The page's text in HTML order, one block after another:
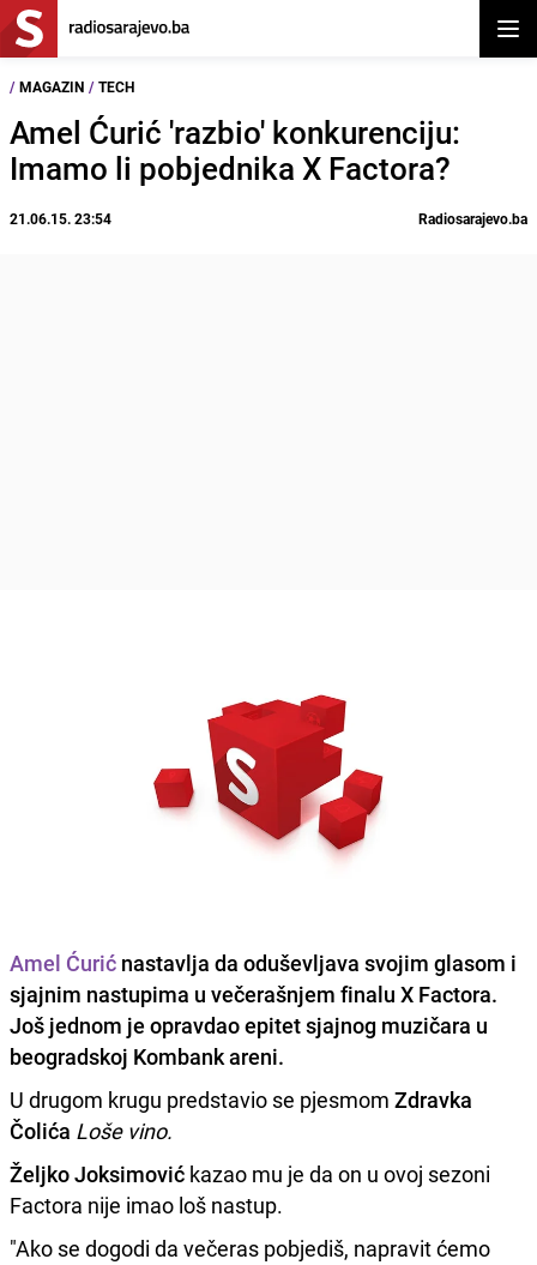
/ MAGAZIN / TECH
Amel Ćurić 'razbio' konkurenciju:
Imamo li pobjednika X Factora?
21.06.15. 23:54 Radiosarajevo.ba
Amel Ćurić nastavlja da oduševljava svojim glasom i
sjajnim nastupima u večerašnjem finalu X Factora.
Još jednom je opravdao epitet sjajnog muzičara u
beogradskoj Kombank areni.
U drugom krugu predstavio se pjesmom Zdravka
Čolića Loše vino.
Željko Joksimović kazao mu je da on u ovoj sezoni
Factora nije imao loš nastup.
"Ako se dogodi da večeras pobjediš, napravit ćemo